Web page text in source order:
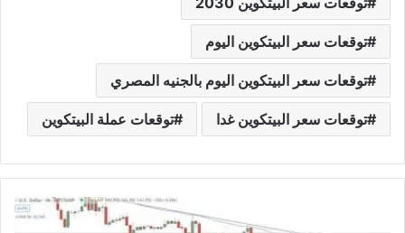
توقعات سعر البيتكوين اليوم
توقعات سعر البيتكوين اليوم بالجنيه المصري
توقعات سعر البيتكوين غدا توقعات عملة البيتكوين